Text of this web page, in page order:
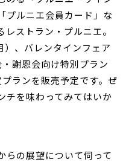
プルニエ会員カード」な
ストラン・プルニエ。
、バレンタインフェア
謝恩会向け特別プラン
ランを販売予定です。ぜ
チを味わってみてはいか
らの展望について伺って